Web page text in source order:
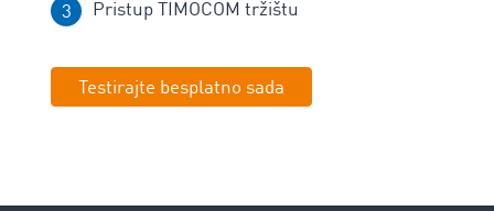
Pristup TIMOCOM tržištu
Testirajte besplatno sada